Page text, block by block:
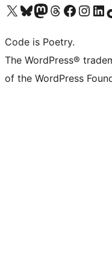
Visit our X (formerly Twitter) account
Visit our Bluesky account
Visit our Mastodon account
Visit our Threads account
Visit our Facebook page
Visit ourVisit
Code is Poetry.
The WordPress®
of the WordPress